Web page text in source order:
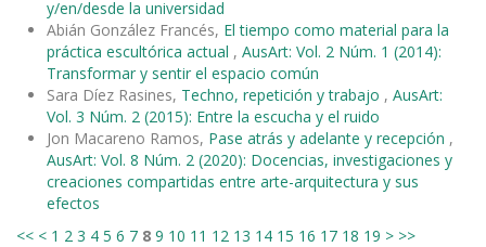
y/en/desde la universidad
Abián González Francés, El tiempo como material para la
práctica escultórica actual , AusArt: Vol. 2 Núm. 1 (2014):
Transformar y sentir el espacio común
Sara Díez Rasines, Techno, repetición y trabajo , AusArt:
Vol. 3 Núm. 2 (2015): Entre la escucha y el ruido
Jon Macareno Ramos, Pase atrás y adelante y recepción ,
AusArt: Vol. 8 Núm. 2 (2020): Docencias, investigaciones y
creaciones compartidas entre arte-arquitectura y sus
efectos
<< < 1 2 3 4 5 6 7 8 9 10 11 12 13 14 15 16 17 18 19 > >>